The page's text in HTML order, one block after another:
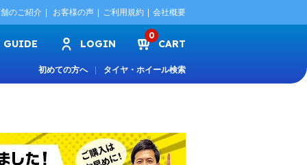
のご紹介 お客様の声 ご利用規約 会社概要
GUIDE LOGIN
0
CART
初めての方へ タイヤ・ホイール検索